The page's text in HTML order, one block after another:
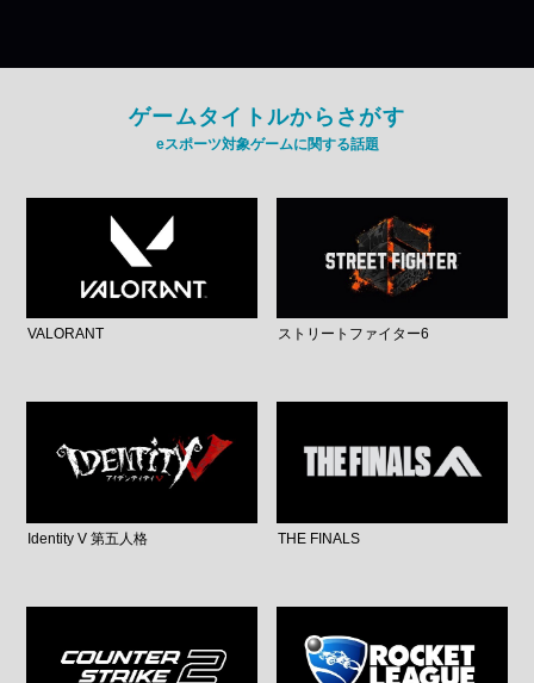
ゲームタイトルからさがす
eスポーツ対象ゲームに関する話題
VALORANT ストリートファイター6
Identity V 第五人格 THE FINALS